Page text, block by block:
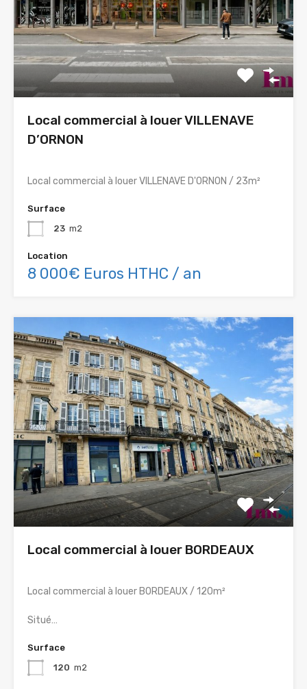
Local commercial à louer VILLENAVE
D’ORNON
Local commercial à louer VILLENAVE D'ORNON / 23m²
Surface
23 m2
Location
8 000€ Euros HTHC / an
Local commercial à louer BORDEAUX
Local commercial à louer BORDEAUX / 120m²
Situé…
Surface
120 m2